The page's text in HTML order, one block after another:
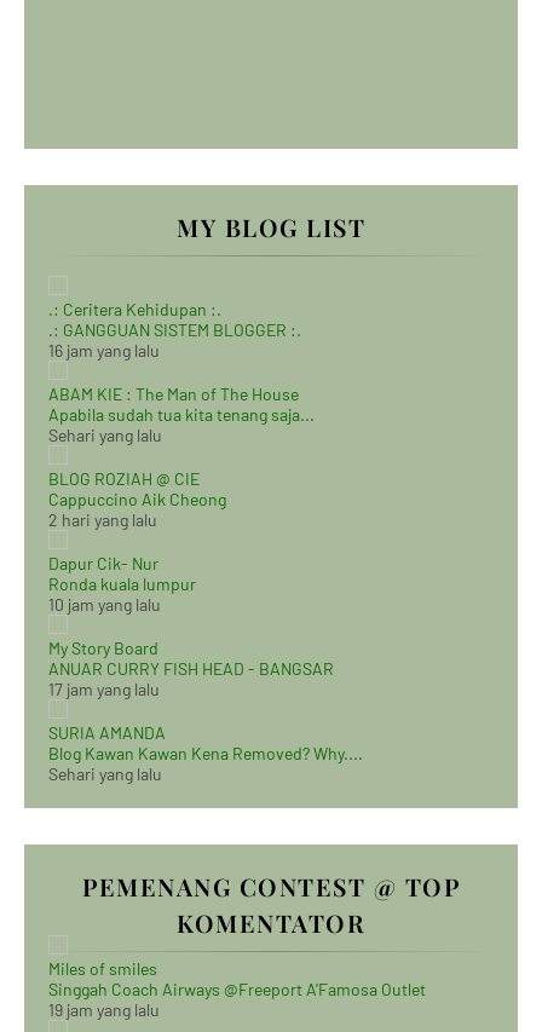
MY BLOG LIST
.: Ceritera Kehidupan :.
.: GANGGUAN SISTEM BLOGGER :.
16 jam yang lalu
ABAM KIE : The Man of The House
Apabila sudah tua kita tenang saja...
Sehari yang lalu
BLOG ROZIAH @ CIE
Cappuccino Aik Cheong
2 hari yang lalu
Dapur Cik- Nur
Ronda kuala lumpur
10 jam yang lalu
My Story Board
ANUAR CURRY FISH HEAD - BANGSAR
17 jam yang lalu
SURIA AMANDA
Blog Kawan Kawan Kena Removed? Why....
Sehari yang lalu
PEMENANG CONTEST @ TOP
KOMENTATOR
Miles of smiles
Singgah Coach Airways @Freeport A'Famosa Outlet
19 jam yang lalu